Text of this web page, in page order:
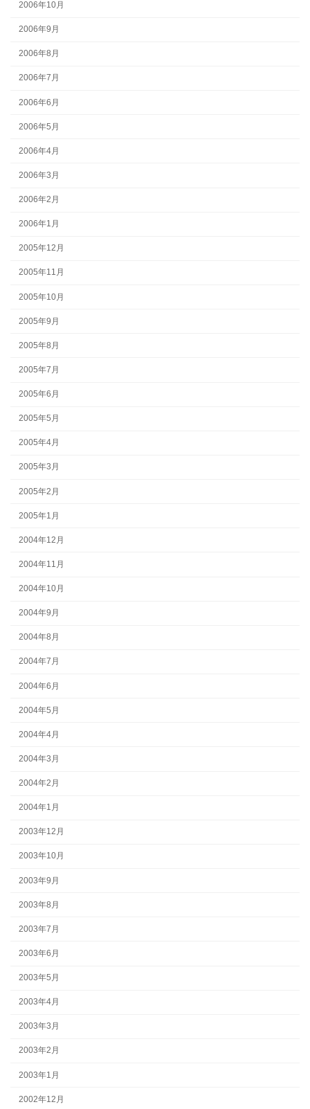
2006年10月
2006年9月
2006年8月
2006年7月
2006年6月
2006年5月
2006年4月
2006年3月
2006年2月
2006年1月
2005年12月
2005年11月
2005年10月
2005年9月
2005年8月
2005年7月
2005年6月
2005年5月
2005年4月
2005年3月
2005年2月
2005年1月
2004年12月
2004年11月
2004年10月
2004年9月
2004年8月
2004年7月
2004年6月
2004年5月
2004年4月
2004年3月
2004年2月
2004年1月
2003年12月
2003年10月
2003年9月
2003年8月
2003年7月
2003年6月
2003年5月
2003年4月
2003年3月
2003年2月
2003年1月
2002年12月